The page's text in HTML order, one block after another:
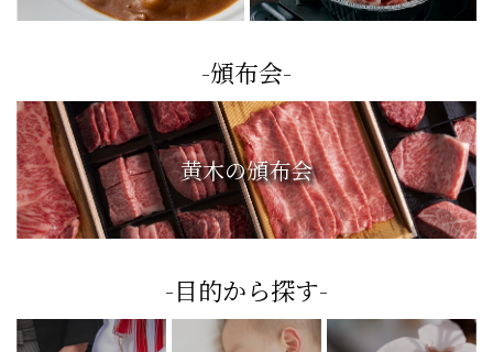
-頒布会-
黄木の頒布会
-目的から探す-